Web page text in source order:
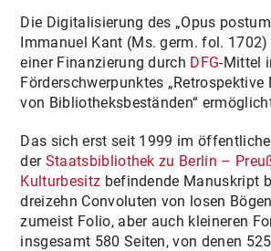
Die Digitalisierung des „Opus
Immanuel Kant (Ms. germ. fol.
einer Finanzierung durch DFG-Mittel
Förderschwerpunktes
von Bibliotheksbeständen“
Das sich erst seit 1999 im
der Staatsbibliothek zu Berlin –
Kulturbesitz befindende Manuskript
dreizehn Convoluten von losen
zumeist Folio, aber auch kleineren
insgesamt 580 Seiten, von denen